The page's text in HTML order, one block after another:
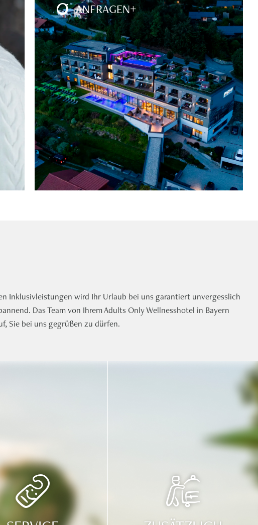
ANFRAGEN
Inklusivleistungen wird Ihr Urlaub bei uns garantiert unvergesslich
Das Team von IhremAdults OnlyWellnesshotel in Bayern
Sie bei uns gegrüßen zu dürfen.